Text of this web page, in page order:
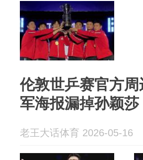
伦敦世乒赛官方
军海报漏掉孙颖莎
老王大话体育 2026-05-16